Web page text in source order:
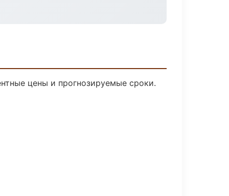
цены и прогнозируемые сроки.